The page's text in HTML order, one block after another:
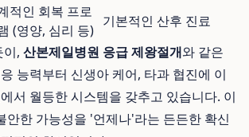
적인 회복 프로
(영양, 심리 등)
기본적인 산후 진료
이, 산본제일병원 응급 제왕절개와 같은
능력부터 신생아 케어, 타과 협진에 이
서 월등한 시스템을 갖추고 있습니다. 이
안한 가능성을 '언제나'라는 든든한 확신